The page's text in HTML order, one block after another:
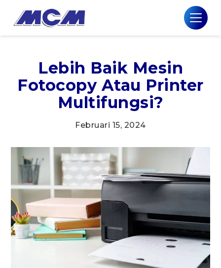
Lebih Baik Mesin
Fotocopy Atau Printer
Multifungsi?
Februari 15, 2024